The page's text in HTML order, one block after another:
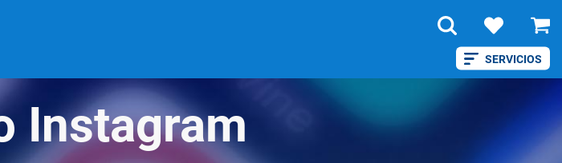
SERVICIOS
Instagram